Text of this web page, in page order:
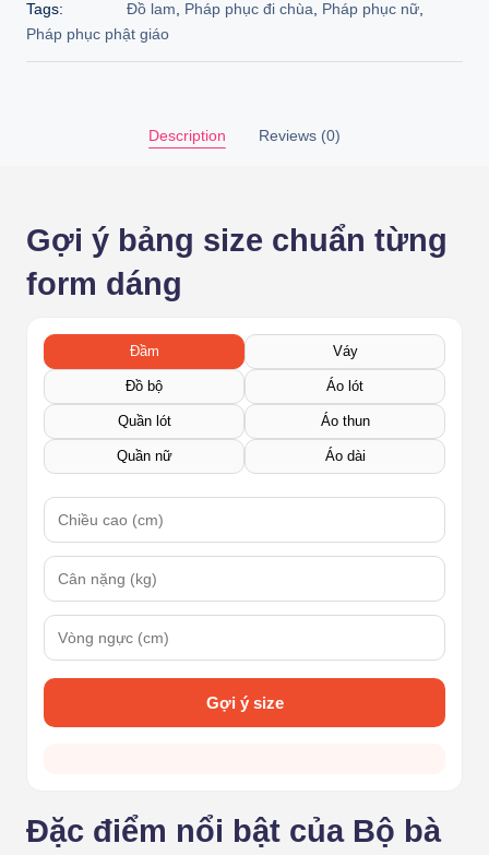
Tags:
Đồ lam, Pháp phục đi chùa, Pháp phục nữ,
Pháp phục phật giáo
Description Reviews (0)
Gợi ý bảng size chuẩn từng
form dáng
Đầm Váy
Đồ bộ Áo lót
Quần lót Áo thun
Quần nữ Áo dài
Gợi ý size
Đặc điểm nổi bật của Bộ bà